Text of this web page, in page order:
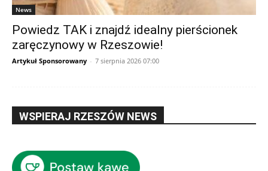
News
Powiedz TAK i znajdź idealny pierścionek
zaręczynowy w Rzeszowie!
Artykuł Sponsorowany - 7 sierpnia 2026 07:00
WSPIERAJ RZESZÓW NEWS